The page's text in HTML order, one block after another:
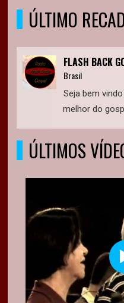
ÚLTIMO
FLASH BACK
Brasil
Seja bem
melhor do
ÚLTIMOS